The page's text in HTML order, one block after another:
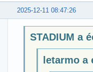
2025-12-11 08:47:26
STADIUM a
letarmo a